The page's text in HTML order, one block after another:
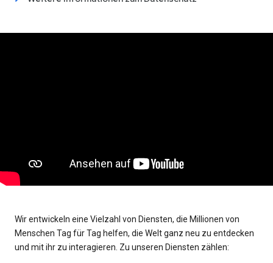
Wir entwickeln eine Vielzahl von Diensten, die Millionen von
Menschen Tag für Tag helfen, die Welt ganz neu zu entdecken
und mit ihr zu interagieren. Zu unseren Diensten zählen: